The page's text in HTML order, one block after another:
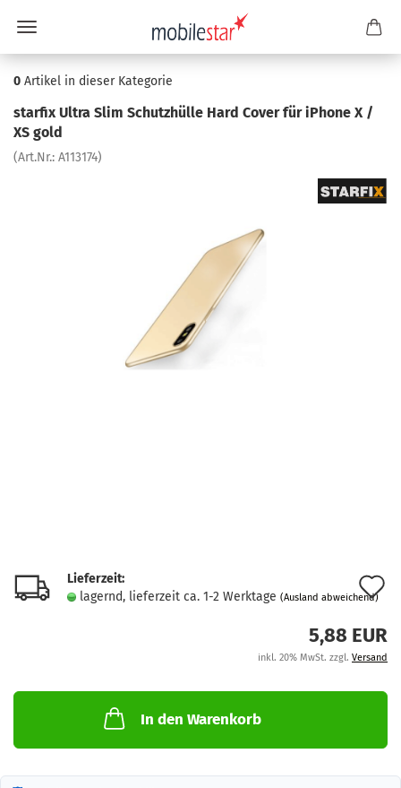
0 Artikel in dieser Kategorie
star­fix Ultra Slim Schutz­hül­le Hard Cover für iPho­ne X /
XS gold
(Art.Nr.: A113174)
Lieferzeit:
lagernd, lieferzeit ca. 1-2 Werktage (Ausland abweichend)
5,88 EUR
inkl. 20% MwSt. zzgl. Versand
In den Warenkorb